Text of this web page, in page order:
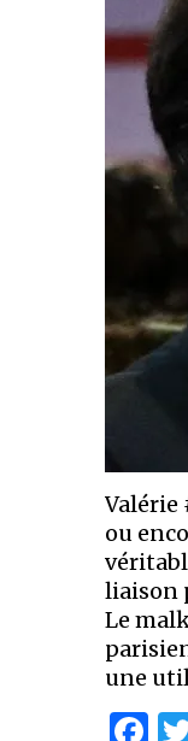
Valérie
ou
liaison
Le
une